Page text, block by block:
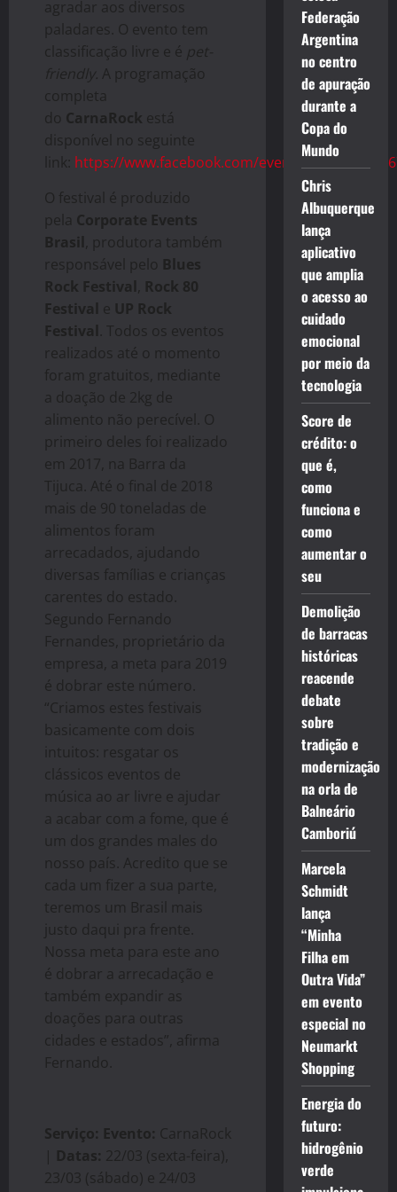
agradar aos diversos
paladares. O evento tem
classificação livre e é pet-
friendly. A programação
completa
do CarnaRock está
disponível no seguinte
link: https://www.facebook.com/events/
O festival é produzido
pela Corporate Events
Brasil , produtora também
responsável pelo Blues
Rock Festival Rock 80
Festival e UP Rock
Festival . Todos os eventos
realizados até o momento
foram gratuitos, mediante
a doação de 2kg de
alimento não perecível. O
primeiro deles foi realizado
em 2017, na Barra da
Tijuca. Até o final de 2018
mais de 90 toneladas de
alimentos foram
arrecadados, ajudando
diversas famílias e crianças
carentes do estado.
Segundo Fernando
Fernandes, proprietário da
empresa, a meta para 2019
é dobrar este número.
“Criamos estes festivais
basicamente com dois
intuitos: resgatar os
clássicos eventos de
música ao ar livre e ajudar
a acabar com a fome, que é
um dos grandes males do
nosso país. Acredito que se
cada um fizer a sua parte,
teremos um Brasil mais
justo daqui pra frente.
Nossa meta para este ano
é dobrar a arrecadação e
também expandir as
doações para outras
cidades e estados”, afirma
Fernando.
Serviço: Evento: CarnaRock
| Datas: 22/03 (sexta-feira),
23/03 (sábado) e 24/03
Federação
Argentina
no centro
de apuração
durante a
Copa do
Mundo
Chris
Albuquerque
lança
aplicativo
que amplia
o acesso ao
cuidado
emocional
por meio da
tecnologia
Score de
crédito: o
que é,
como
funciona e
como
aumentar o
seu
Demolição
de barracas
históricas
reacende
debate
sobre
tradição e
modernização
na orla de
Balneário
Camboriú
Marcela
Schmidt
lança
“Minha
Filha em
Outra Vida”
em evento
especial no
Neumarkt
Shopping
Energia do
futuro:
hidrogênio
verde